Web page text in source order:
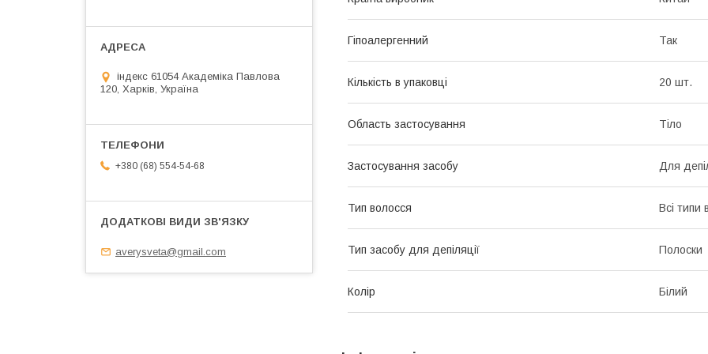
Гіпоалергенний Так
Кількість в упаковці 20 шт.
Область застосування Тіло
Застосування засобу Для
Тип волосся Всі типи
Тип засобу для депіляції Полоски
Колір Білий
індекс 61054 Академіка Павлова
120, Харків, Україна
+380 (68) 554-54-68
averysveta@gmail.com